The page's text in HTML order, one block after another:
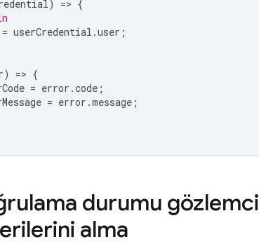
) => {
= userCredential .user ;
) => {
= error .code ;
= error .message ;
durumu
alma